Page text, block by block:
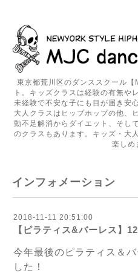
東京都荒川区のダンススクール
ト。キッズクラスは経験の有無や
未経験で不安な子にも目が届き安
大人クラスはヒップホップの他、
動不足解消からダイエット、そし
のクラスもあります。キッズ・大
楽しめ
インフォメーション
2018-11-11 20:51:00
【ピラティス&バーレス】
今年最後のピラティス＆
した！